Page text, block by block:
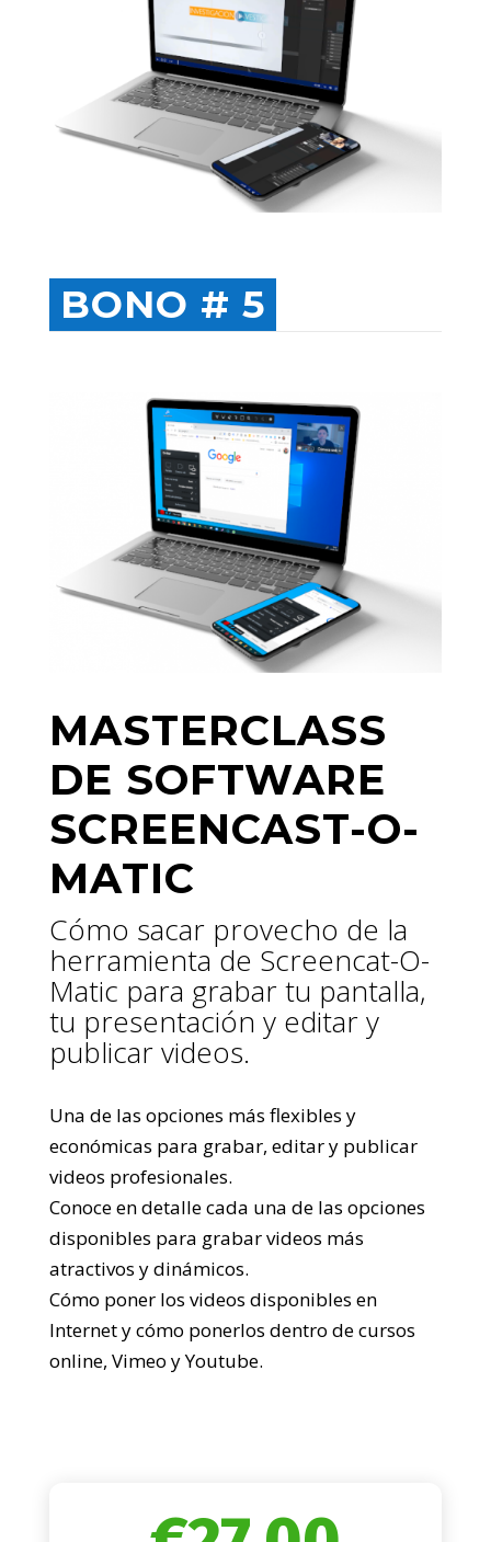
BONO # 5
MASTERCLASS
DE SOFTWARE
SCREENCAST-O-
MATIC
Cómo sacar provecho de la
herramienta de Screencat-O-
Matic para grabar tu pantalla,
tu presentación y editar y
publicar videos.
Una de las opciones más flexibles y
económicas para grabar, editar y publicar
videos profesionales.
Conoce en detalle cada una de las opciones
disponibles para grabar videos más
atractivos y dinámicos.
Cómo poner los videos disponibles en
Internet y cómo ponerlos dentro de cursos
online, Vimeo y Youtube.